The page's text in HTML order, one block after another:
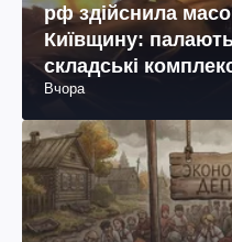
рф здійснила
Київщину: палають
складські
поранених (фото,
Вчора